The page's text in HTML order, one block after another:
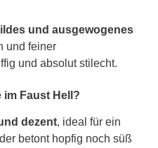
und ausgewogenes
und feiner
und absolut stilecht.
Faust Hell?
dezent, ideal für ein
betont hopfig noch süß